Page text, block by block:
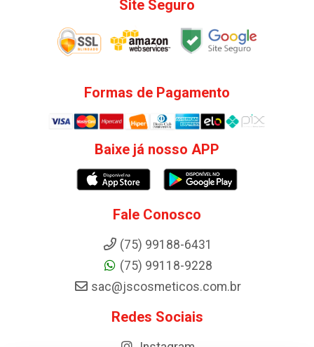
Site Seguro
Formas de Pagamento
Baixe já nosso APP
Fale Conosco
(75) 99188-6431
(75) 99118-9228
sac@jscosmeticos.com.br
Redes Sociais